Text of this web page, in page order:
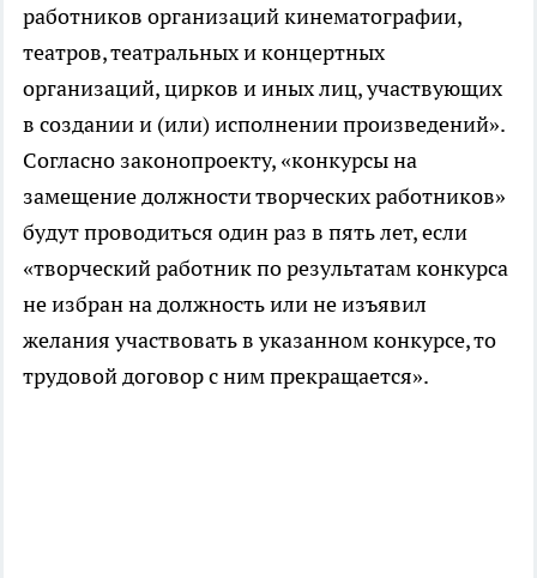
работников организаций кинематографии,
театров, театральных и концертных
организаций, цирков и иных лиц, участвующих
в создании и (или) исполнении произведений».
Согласно законопроекту, «конкурсы на
замещение должности творческих работников»
будут проводиться один раз в пять лет, если
«творческий работник по результатам конкурса
не избран на должность или не изъявил
желания участвовать в указанном конкурсе, то
трудовой договор с ним прекращается».